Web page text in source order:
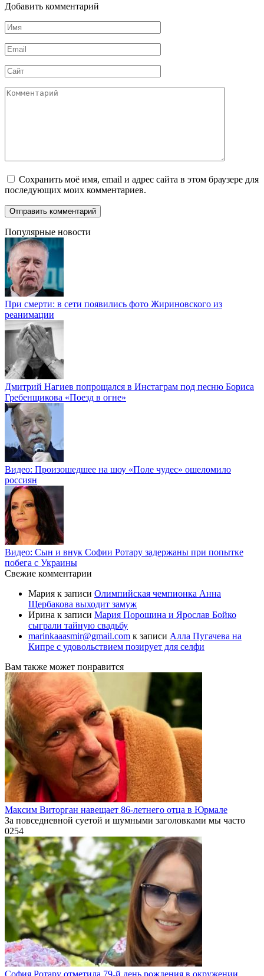
Добавить комментарий
Имя
*
Email
*
Сайт
Комментарий
Сохранить моё имя, email и адрес сайта в этом браузере для
последующих моих комментариев.
Популярные новости
При смерти: в сети появились фото Жириновского из
реанимации
Дмитрий Нагиев попрощался в Инстаграм под песню Бориса
Гребенщикова «Поезд в огне»
Видео: Произошедшее на шоу «Поле чудес» ошеломило
россиян
Видео: Сын и внук Софии Ротару задержаны при попытке
побега с Украины
Свежие комментарии
Мария к записи Олимпийская чемпионка Анна
Щербакова выходит замуж
Ирина к записи Мария Порошина и Ярослав Бойко
сыграли тайную свадьбу
marinkaaasmir@gmail.com к записи Алла Пугачева на
Кипре с удовольствием позирует для селфи
Вам также может понравится
Максим Виторган навещает 86-летнего отца в Юрмале
За повседневной суетой и шумными заголовками мы часто
0254
София Ротару отметила 79-й день рождения в окружении